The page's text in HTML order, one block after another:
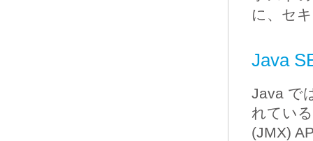
に、セ
Java
Java で
れてい
(JMX)